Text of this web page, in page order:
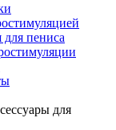
для пениса